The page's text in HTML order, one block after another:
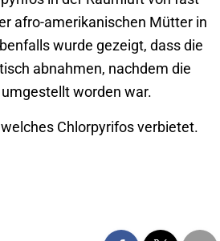
afro-amerikanischen Mütter in
wurde gezeigt, dass die
abnahmen, nachdem die
worden war.
Chlorpyrifos verbietet.